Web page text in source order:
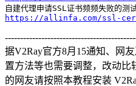
https://allinfa.com/ssl-
据V2Ray官方8月15通知、网
置方法等也需要调整，改动比
的网友请按照本教程安装